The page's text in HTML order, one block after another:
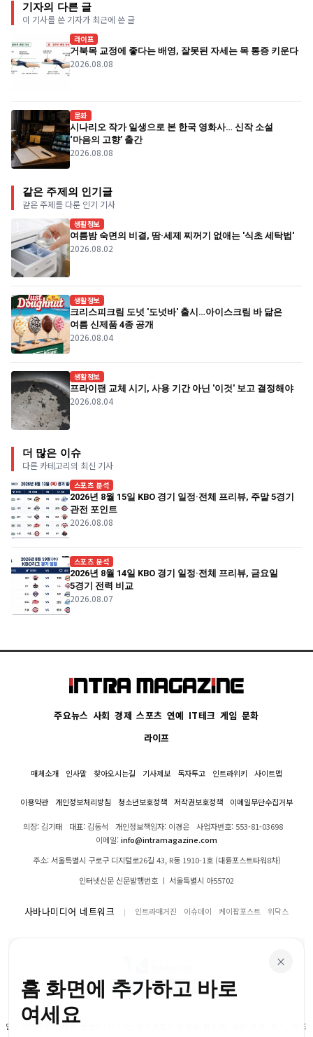
기자의 다른 글
이 기사를 쓴 기자가 최근에 쓴 글
라이프
거북목 교정에 좋다는 배영, 잘못된 자세는 목 통증 키운다
2026.08.08
문화
시나리오 작가 일생으로 본 한국 영화사… 신작 소설
‘마음의 고향’ 출간
2026.08.08
같은 주제의 인기글
같은 주제를 다룬 인기 기사
생활정보
여름밤 숙면의 비결, 땀·세제 찌꺼기 없애는 '식초 세탁법'
2026.08.02
생활정보
크리스피크림 도넛 '도넛바' 출시…아이스크림 바 닮은
여름 신제품 4종 공개
2026.08.04
생활정보
프라이팬 교체 시기, 사용 기간 아닌 '이것' 보고 결정해야
2026.08.04
더 많은 이슈
다른 카테고리의 최신 기사
스포츠 분석
2026년 8월 15일 KBO 경기 일정·전체 프리뷰, 주말 5경기
관전 포인트
2026.08.08
스포츠 분석
2026년 8월 14일 KBO 경기 일정·전체 프리뷰, 금요일
5경기 전력 비교
2026.08.07
주요뉴스 사회 경제 스포츠 연예 IT테크 게임 문화
라이프
매체소개 인사말 찾아오시는길 기사제보 독자투고 인트라위키 사이트맵
이용약관 개인정보처리방침 청소년보호정책 저작권보호정책 이메일무단수집거부
의장: 김기태 대표: 김동석 개인정보책임자: 이경은
사업자번호: 553-81-03698
이메일:info@intramagazine.com
주소: 서울특별시 구로구 디지털로26길 43, R동 1910-1호 (대륭포스트타워8차)
인터넷신문 신문발행번호 ㅣ 서울특별시 아55702
사바나미디어 네트워크 인트라매거진 이슈데이 케이팝포스트 위닥스
인트라매거진의 모든 콘텐츠(기사)는 저작권법의 보호를 받으며, 무단 전재, 복사, 배포
×
홈 화면에 추가하고 바로
여세요